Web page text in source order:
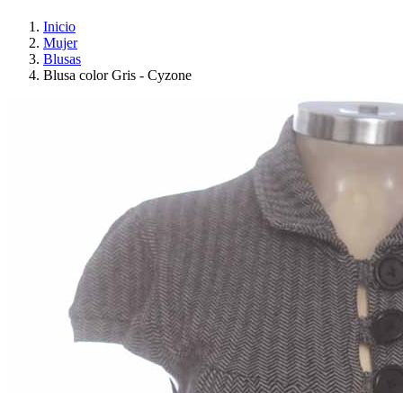
Inicio
Mujer
Blusas
Blusa color Gris - Cyzone